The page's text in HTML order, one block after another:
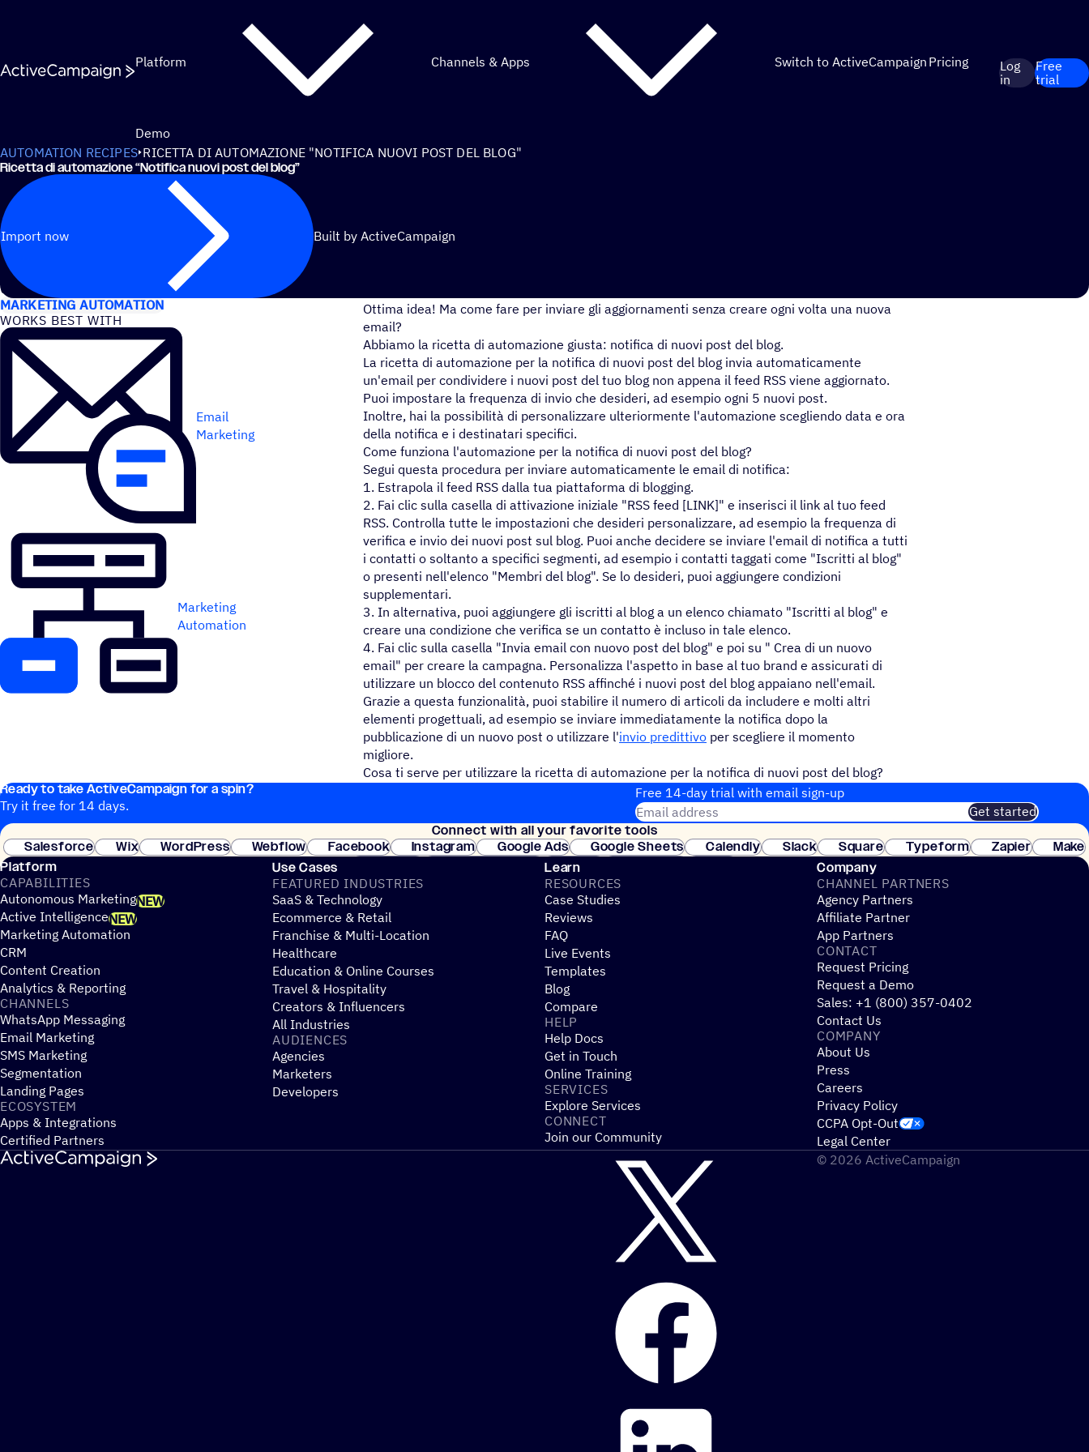
Platform Channels & Apps Switch to ActiveCampaign Pricing
Demo
Log
in
Free
trial
AUTOMATION RECIPES RICETTA DI AUTOMAZIONE "NOTIFICA NUOVI POST DEL BLOG"
Ricetta di automazione“Notifica nuovi post del blog”
Import now Built by ActiveCampaign
USE CASES
MARKETING AUTOMATION
WORKS BEST WITH
Email
Marketing
Marketing
Automation
Ottima idea! Ma come fare per inviare gli aggiornamenti senza creare ogni volta una nuova
email?
Abbiamo la ricetta di automazione giusta: notifica di nuovi post del blog.
La ricetta di automazione per la notifica di nuovi post del blog invia automaticamente
un'email per condividere i nuovi post del tuo blog non appena il feed RSS viene aggiornato.
Puoi impostare la frequenza di invio che desideri, ad esempio ogni 5 nuovi post.
Inoltre, hai la possibilità di personalizzare ulteriormente l'automazione scegliendo data e ora
della notifica e i destinatari specifici.
Come funziona l'automazione per la notifica di nuovi post del blog?
Segui questa procedura per inviare automaticamente le email di notifica:
1. Estrapola il feed RSS dalla tua piattaforma di blogging.
2. Fai clic sulla casella di attivazione iniziale "RSS feed [LINK]" e inserisci il link al tuo feed
RSS. Controlla tutte le impostazioni che desideri personalizzare, ad esempio la frequenza di
verifica e invio dei nuovi post sul blog. Puoi anche decidere se inviare l'email di notifica a tutti
i contatti o soltanto a specifici segmenti, ad esempio i contatti taggati come "Iscritti al blog"
o presenti nell'elenco "Membri del blog". Se lo desideri, puoi aggiungere condizioni
supplementari.
3. In alternativa, puoi aggiungere gli iscritti al blog a un elenco chiamato "Iscritti al blog" e
creare una condizione che verifica se un contatto è incluso in tale elenco.
4. Fai clic sulla casella "Invia email con nuovo post del blog" e poi su " Crea di un nuovo
email" per creare la campagna. Personalizza l'aspetto in base al tuo brand e assicurati di
utilizzare un blocco del contenuto RSS affinché i nuovi post del blog appaiano nell'email.
Grazie a questa funzionalità, puoi stabilire il numero di articoli da includere e molti altri
elementi progettuali, ad esempio se inviare immediatamente la notifica dopo la
pubblicazione di un nuovo post o utilizzare l'invio predittivo per scegliere il momento
migliore.
Cosa ti serve per utilizzare la ricetta di automazione per la notifica di nuovi post del blog?
Il tuo account ActiveCampaign, un feed RSS e un elenco di contatti segmentato!
Ready to take ActiveCampaign for a spin?
Try it free for 14 days.
Free 14-day trial with email sign-up
Email address
Get started
Join thousands of customers. No credit card needed. Instant setup.
Connect with all your favorite tools
Salesforce
Wix WordPress Webflow Facebook Instagram Google Ads Google Sheets Calendly Slack Square Typeform Zapier
Make
Stripe
Platform
CAPABILITIES
Autonomous MarketingNEW
Active IntelligenceNEW
Marketing Automation
CRM
Content Creation
Analytics & Reporting
CHANNELS
WhatsApp Messaging
Email Marketing
SMS Marketing
Segmentation
Landing Pages
ECOSYSTEM
Apps & Integrations
Certified Partners
Use Cases
FEATURED INDUSTRIES
SaaS & Technology
Ecommerce & Retail
Franchise & Multi-Location
Healthcare
Education & Online Courses
Travel & Hospitality
Creators & Influencers
All Industries
AUDIENCES
Agencies
Marketers
Developers
Learn
RESOURCES
Case Studies
Reviews
FAQ
Live Events
Templates
Blog
Compare
HELP
Help Docs
Get in Touch
Online Training
SERVICES
Explore Services
CONNECT
Join our Community
Company
CHANNEL PARTNERS
Agency Partners
Affiliate Partner
App Partners
CONTACT
Request Pricing
Request a Demo
Sales: +1 (800) 357-0402
Contact Us
COMPANY
About Us
Press
Careers
Privacy Policy
CCPA Opt-Out
Legal Center
© 2026 ActiveCampaign